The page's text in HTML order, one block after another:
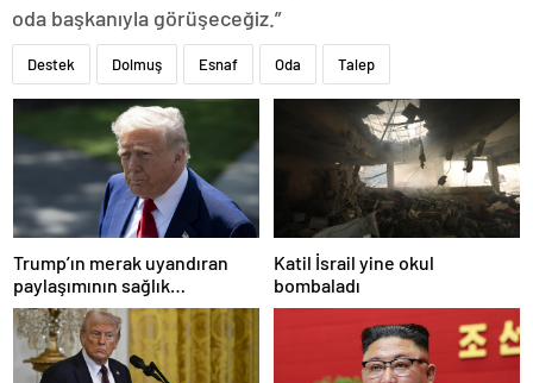
oda başkanıyla görüşeceğiz.”
Destek Dolmuş Esnaf Oda Talep
Trump’ın merak uyandıran
paylaşımının sağlık
sistemiyle ilgili kararname
olduğu anlaşıldı
Katil İsrail yine okul
bombaladı